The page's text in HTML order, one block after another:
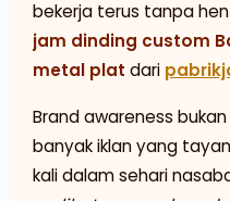
bekerja terus tanpa
jam dinding custom
metal plat dari
Brand awareness
banyak iklan yang
kali dalam sehari